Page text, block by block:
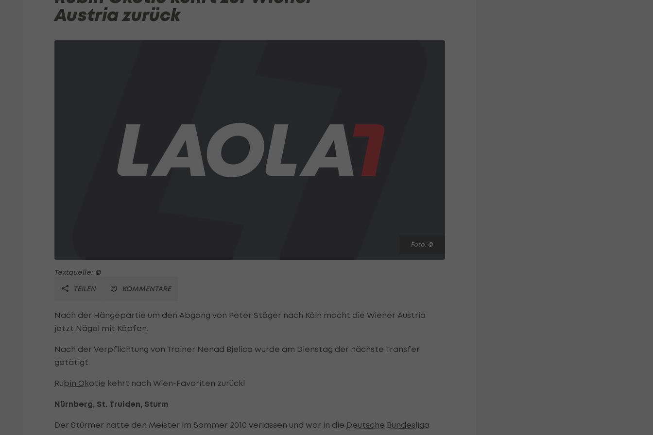
Austria zurück
Foto: ©
Textquelle: ©
TEILEN
KOMMENTARE
Nach der Hängepartie um den Abgang von Peter Stöger nach Köln macht die Wiener Austria
jetzt Nägel mit Köpfen.
Nach der Verpflichtung von Trainer Nenad Bjelica wurde am Dienstag der nächste Transfer
getätigt.
Rubin Okotie kehrt nach Wien-Favoriten zurück!
Nürnberg, St. Truiden, Sturm
Der Stürmer hatte den Meister im Sommer 2010 verlassen und war in die Deutsche Bundesliga